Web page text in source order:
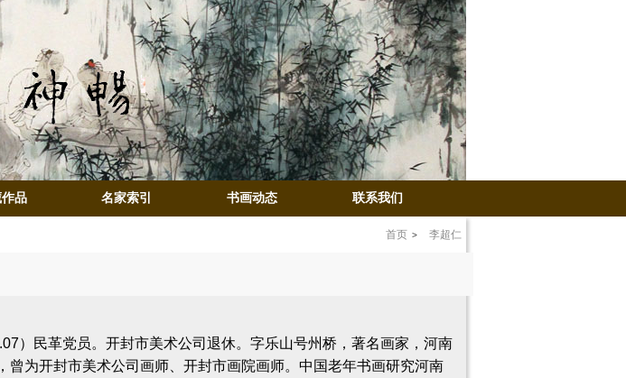
品 名家索引 书画动态 联系我们
首页 李超仁
）民革党员。开封市美术公司退休。字乐山号州桥，著名画家，河南
曾为开封市美术公司画师、开封市画院画师。中国老年书画研究河南